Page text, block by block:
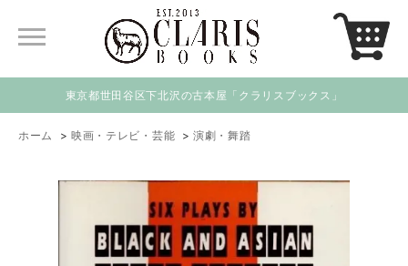
東京都世田谷区下北沢の古本屋「クラリスブックス」
ホーム > 映画・テレビ・芸能 >演劇・舞踏